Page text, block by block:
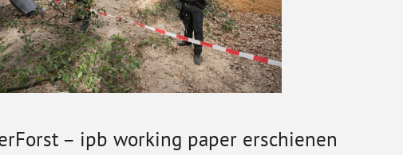
– ipb working paper erschienen